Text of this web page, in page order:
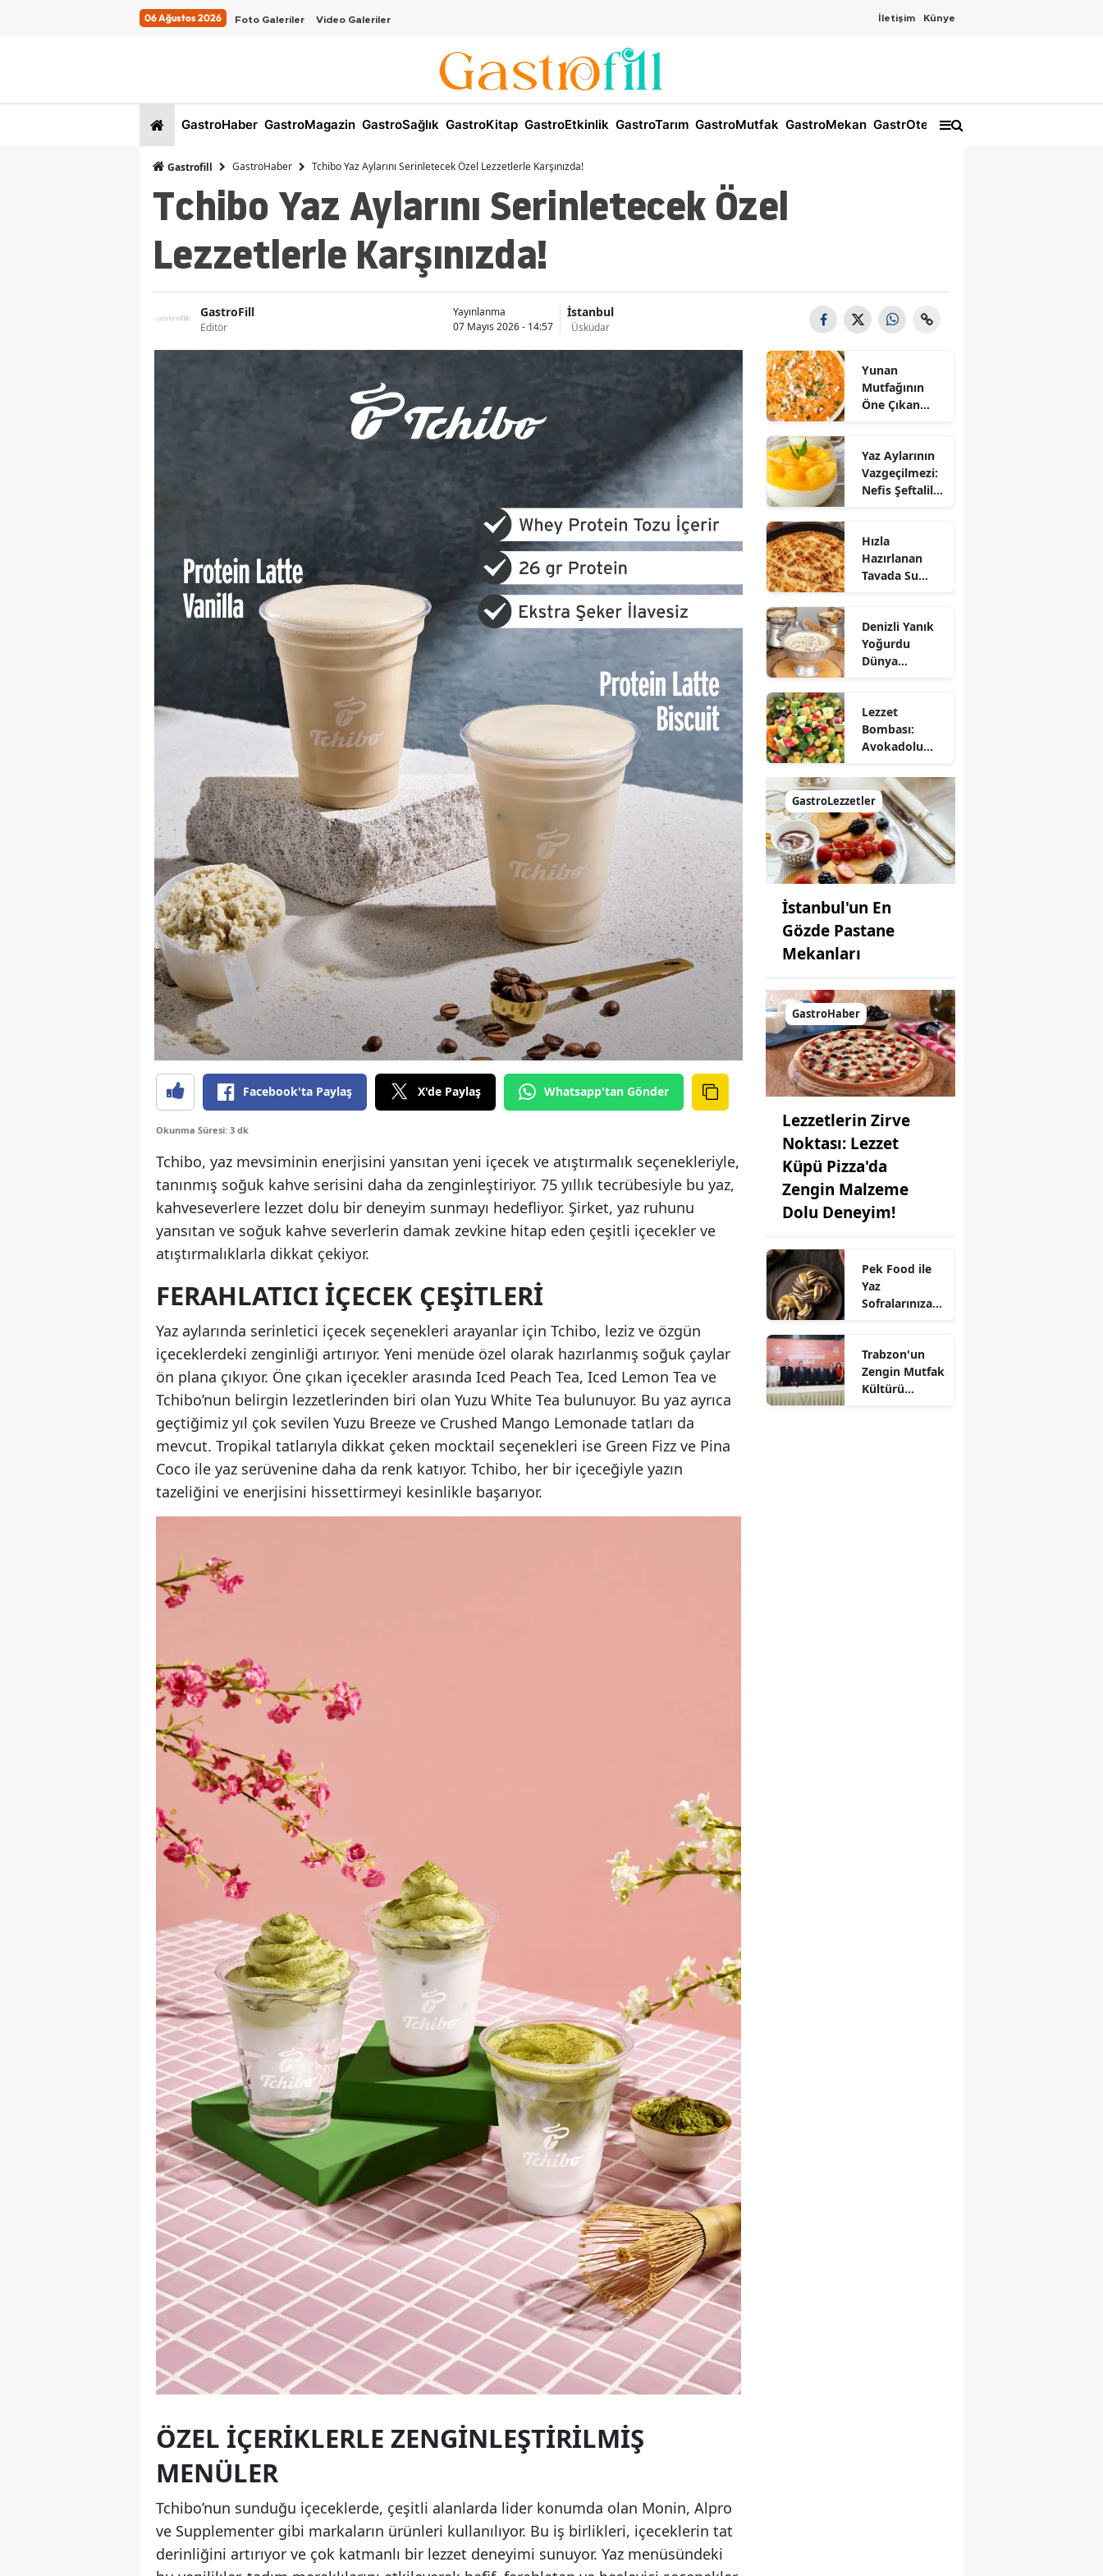
06 Ağustos 2026 Foto Galeriler Video Galeriler İletişim Künye
GastroHaber GastroMagazin GastroSağlık GastroKitap GastroEtkinlik GastroTarım GastroMutfak GastroMekan GastrOtel
Gastrofill GastroHaber Tchibo Yaz Aylarını Serinletecek Özel Lezzetlerle Karşınızda!
Tchibo Yaz Aylarını Serinletecek Özel
Lezzetlerle Karşınızda!
GastroFill
Editör
Yayınlanma
07 Mayıs 2026 - 14:57
İstanbul
Üsküdar
Facebook'ta Paylaş X'de Paylaş Whatsapp'tan Gönder
Okunma Süresi: 3 dk
Tchibo, yaz mevsiminin enerjisini yansıtan yeni içecek ve atıştırmalık seçenekleriyle,
tanınmış soğuk kahve serisini daha da zenginleştiriyor. 75 yıllık tecrübesiyle bu yaz,
kahveseverlere lezzet dolu bir deneyim sunmayı hedefliyor. Şirket, yaz ruhunu
yansıtan ve soğuk kahve severlerin damak zevkine hitap eden çeşitli içecekler ve
atıştırmalıklarla dikkat çekiyor.
FERAHLATICI İÇECEK ÇEŞITLERI
Yaz aylarında serinletici içecek seçenekleri arayanlar için Tchibo, leziz ve özgün
içeceklerdeki zenginliği artırıyor. Yeni menüde özel olarak hazırlanmış soğuk çaylar
ön plana çıkıyor. Öne çıkan içecekler arasında Iced Peach Tea, Iced Lemon Tea ve
Tchibo’nun belirgin lezzetlerinden biri olan Yuzu White Tea bulunuyor. Bu yaz ayrıca
geçtiğimiz yıl çok sevilen Yuzu Breeze ve Crushed Mango Lemonade tatları da
mevcut. Tropikal tatlarıyla dikkat çeken mocktail seçenekleri ise Green Fizz ve Pina
Coco ile yaz serüvenine daha da renk katıyor. Tchibo, her bir içeceğiyle yazın
tazeliğini ve enerjisini hissettirmeyi kesinlikle başarıyor.
ÖZEL İÇERIKLERLE ZENGINLEŞTIRILMIŞ
MENÜLER
Tchibo’nun sunduğu içeceklerde, çeşitli alanlarda lider konumda olan Monin, Alpro
ve Supplementer gibi markaların ürünleri kullanılıyor. Bu iş birlikleri, içeceklerin tat
derinliğini artırıyor ve çok katmanlı bir lezzet deneyimi sunuyor. Yaz menüsündeki
Yunan
Mutfağının
Öne Çıkan
Nasıl Yapılır?
Yaz Aylarının
Vazgeçilmezi:
Nefis Şeftalili
Hızla
Hazırlanan
Tavada Su
Sofralarınıza
Lezzet Katın!
Denizli Yanık
Yoğurdu
Dünya
Lezzet
Bombası:
Avokadolu
Nasıl Yapılır?
GastroLezzetler
İstanbul'un En
Gözde Pastane
Mekanları
GastroHaber
Lezzetlerin Zirve
Noktası: Lezzet
Küpü Pizza'da
Zengin Malzeme
Dolu Deneyim!
Pek Food ile
Yaz
Sofralarınıza
Hamuru
Farkıyla!
Trabzon'un
Zengin Mutfak
Kültürü